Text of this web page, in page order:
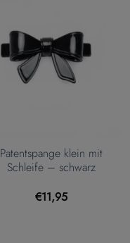
Patentspange klein mit
Schleife – schwarz
€11,95